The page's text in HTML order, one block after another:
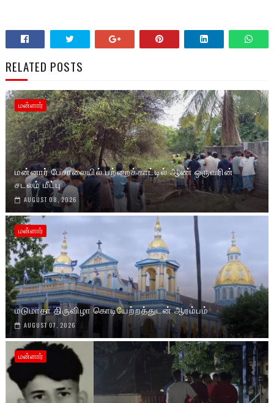
RELATED POSTS
மன்னார்
மன்னார் பேசாலையில் பற்றைக்காட்டில் ஆண் ஒருவரின்
சடலம் மீட்பு
AUGUST 08, 2026
மன்னார்
மடுமாதா திருவிழா கொடியேற்றத்துடன் ஆரம்பம்
AUGUST 07, 2026
மன்னார்